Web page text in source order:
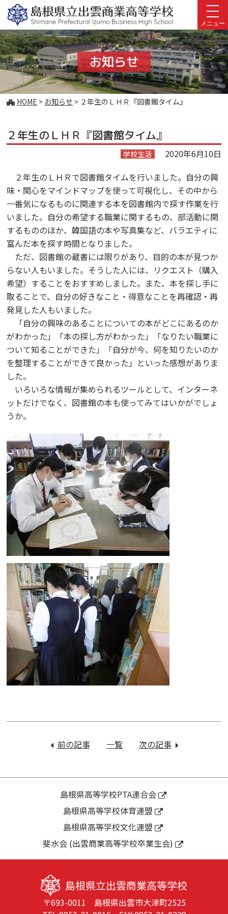
このページの本文へ
メニュー
お知らせ
こ
ー
ジ
HOME > お知らせ > ２年生のＬＨＲ『図書館タイム』
２年生のＬＨＲ『図書館タイム』
学校生活
2020年6月10日
２年生のＬＨＲで図書館タイムを行いました。自分の興
味・関心をマインドマップを使って可視化し、その中から
一番気になるものに関連する本を図書館内で探す作業を行
いました。自分の希望する職業に関するもの、部活動に関
するもののほか、韓国語の本や写真集など、バラエティに
富んだ本を探す時間となりました。
ただ、図書館の蔵書には限りがあり、目的の本が見つか
らない人もいました。そうした人には、リクエスト（購入
希望）することをおすすめしました。また、本を探し手に
取ることで、自分の好きなこと・得意なことを再確認・再
発見した人もいました。
「自分の興味のあることについての本がどこにあるのか
がわかった」「本の探し方がわかった」「なりたい職業に
ついて知ることができた」「自分が今、何を知りたいのか
を整理することができて良かった」といった感想がありま
した。
いろいろな情報が集められるツールとして、インターネ
ットだけでなく、図書館の本も使ってみてはいかがでしょ
うか。
ゲ
前の記事：
生
保
護
者
進
路
会
に
つ
一覧 次の記事：
Ｒ
集
島根県高等学校PTA連合会
島根県高等学校体育連盟
島根県高等学校文化連盟
斐水会 (出雲商業高等学校卒業生会)
島根県立出雲商業高等学校
〒693-0011 島根県出雲市大津町2525